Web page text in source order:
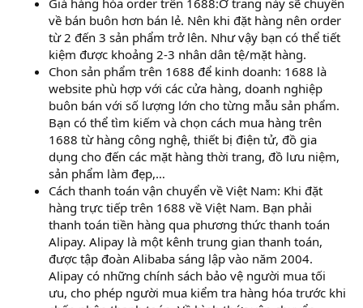
về bán buôn hơn bán lẻ. Nên khi đặt hàng nên order
từ 2 đến 3 sản phẩm trở lên. Như vậy bạn có thể tiết
kiệm được khoảng 2-3 nhân dân tệ/mặt hàng.
Chon sản phẩm trên 1688 để kinh doanh: 1688 là
website phù hợp với các cửa hàng, doanh nghiệp
buôn bán với số lượng lớn cho từng mẫu sản phẩm.
Bạn có thể tìm kiếm và chọn cách mua hàng trên
1688 từ hàng công nghệ, thiết bị điện tử, đồ gia
dụng cho đến các mặt hàng thời trang, đồ lưu niệm,
sản phẩm làm đẹp,…
Cách thanh toán vận chuyển về Việt Nam: Khi đặt
hàng trực tiếp trên 1688 về Việt Nam. Bạn phải
thanh toán tiền hàng qua phương thức thanh toán
Alipay. Alipay là một kênh trung gian thanh toán,
được tập đoàn Alibaba sáng lập vào năm 2004.
Alipay có những chính sách bảo vệ người mua tối
ưu, cho phép người mua kiểm tra hàng hóa trước khi